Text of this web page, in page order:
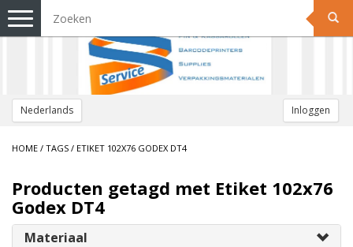
Nederlands Inloggen
Toggle
navigation
HOME / TAGS / ETIKET 102X76 GODEX DT4
Producten getagd met Etiket 102x76
Godex DT4
Materiaal